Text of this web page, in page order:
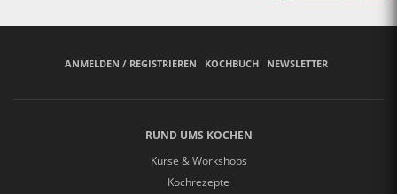
ANMELDEN / REGISTRIEREN KOCHBUCH NEWSLETTER
RUND UMS KOCHEN
Kurse & Workshops
Kochrezepte